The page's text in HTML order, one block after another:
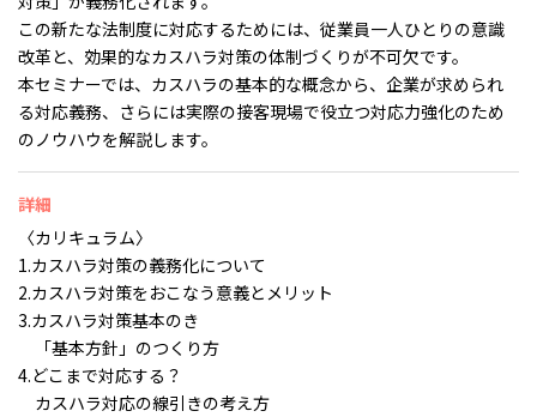
この新たな法制度に対応するためには、従業員一人ひとりの意識
改革と、効果的なカスハラ対策の体制づくりが不可欠です。
本セミナーでは、カスハラの基本的な概念から、企業が求められ
る対応義務、さらには実際の接客現場で役立つ対応力強化のため
のノウハウを解説します。
詳細
〈カリキュラム〉
1.カスハラ対策の義務化について
2.カスハラ対策をおこなう意義とメリット
3.カスハラ対策基本のき
「基本方針」のつくり方
4.どこまで対応する？
カスハラ対応の線引きの考え方